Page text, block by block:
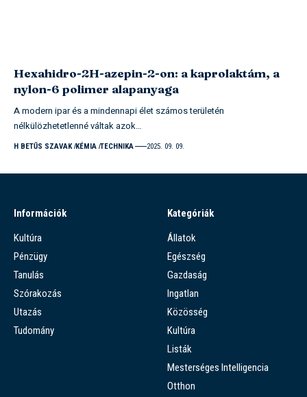
Hexahidro-2H-azepin-2-on: a kaprolaktám, a
nylon-6 polimer alapanyaga
A modern ipar és a mindennapi élet számos területén
nélkülözhetetlenné váltak azok…
H BETŰS SZAVAK KÉMIA TECHNIKA 2025. 09. 09.
Információk
Kultúra
Pénzügy
Tanulás
Szórakozás
Utazás
Tudomány
Kategóriák
Állatok
Egészség
Gazdaság
Ingatlan
Közösség
Kultúra
Listák
Mesterséges Intelligencia
Otthon